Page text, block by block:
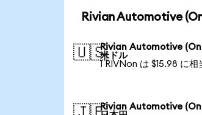
Rivian Automotive
🇺🇸Rivian Automotive
米ドル
1 RIVNon は $15.98 に相
Rivian Automotive